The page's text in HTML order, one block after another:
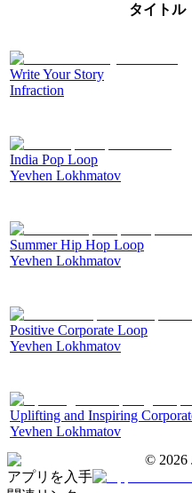
タイトル
Write Your Story
Infraction
India Pop Loop
Yevhen Lokhmatov
Summer Hip Hop Loop
Yevhen Lokhmatov
Positive Corporate Loop
Yevhen Lokhmatov
Uplifting and Inspiring
Yevhen Lokhmatov
© 2026
アプリを入手